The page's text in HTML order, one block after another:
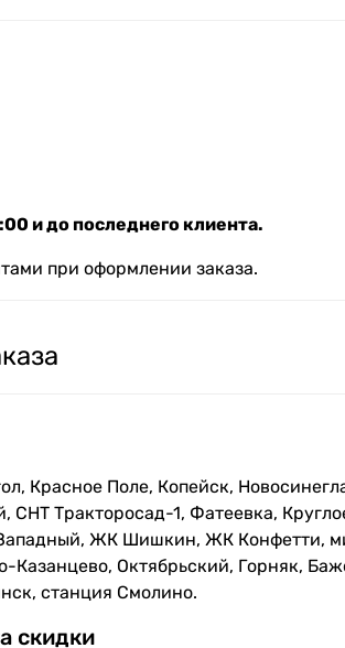
и до последнего клиента.
при оформлении заказа.
Красное Поле, Копейск,
Тракторосад-1, Фатеевка,
ЖК Шишкин, ЖК Конфетти,
Октябрьский, Горняк,
станция Смолино.
скидки